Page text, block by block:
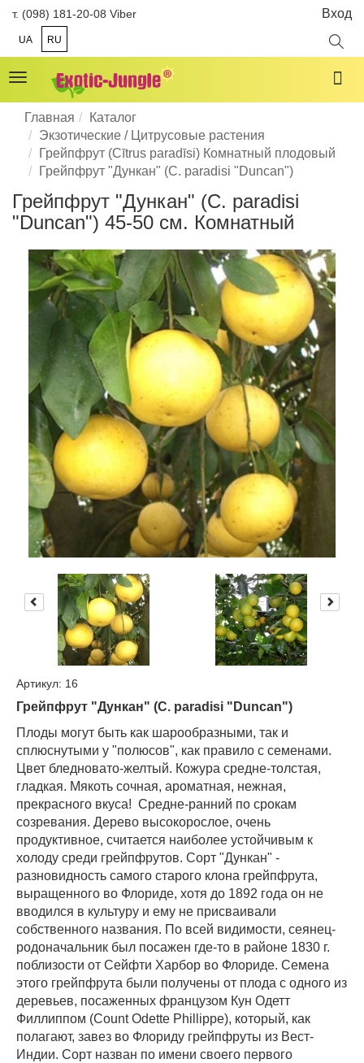
т. (098) 181-20-08 Viber
UA RU
Вход
Toggle
navigation
Главная
Каталог
Экзотические / Цитрусовые растения
Грейпфрут (Cītrus paradīsi) Комнатный плодовый
Грейпфрут "Дункан" (C. paradisi "Duncan")
Грейпфрут "Дункан" (C. paradisi
"Duncan") 45-50 см. Комнатный
Артикул: 16
Грейпфрут "Дункан" (C. paradisi "Duncan")
Плоды могут быть как шарообразными, так и
сплюснутыми у "полюсов", как правило с семенами.
Цвет бледновато-желтый. Кожура средне-толстая,
гладкая. Мякоть сочная, ароматная, нежная,
прекрасного вкуса! Средне-ранний по срокам
созревания. Дерево высокорослое, очень
продуктивное, считается наиболее устойчивым к
холоду среди грейпфрутов. Сорт "Дункан" -
разновидность самого старого клона грейпфрута,
выращенного во Флориде, хотя до 1892 года он не
вводился в культуру и ему не присваивали
собственного названия. По всей видимости, сеянец-
родоначальник был посажен где-то в районе 1830 г.
поблизости от Сейфти Харбор во Флориде. Семена
этого грейпфрута были получены от плода с одного из
деревьев, посаженных французом Кун Одетт
Филлиппом (Count Odette Phillippe), который, как
полагают, завез во Флориду грейпфруты из Вест-
Индии. Сорт назван по имени своего первого